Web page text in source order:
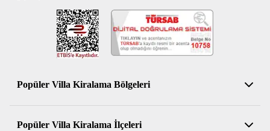
Popüler Villa Kiralama Bölgeleri
Antalya Kiralık Villa
Muğla Kiralık Villa
Popüler Villa Kiralama İlçeleri